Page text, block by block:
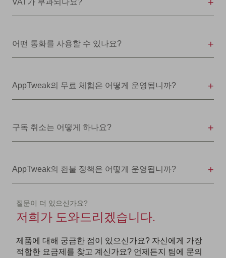
VAT가 부과되나요?
어떤 통화를 사용할 수 있나요?
AppTweak의 무료 체험은 어떻게 운영됩니까?
구독 취소는 어떻게 하나요?
AppTweak의 환불 정책은 어떻게 운영됩니까?
질문이 더 있으신가요?
저희가 도와드리겠습니다.
제품에 대해 궁금한 점이 있으신가요? 자신에게 가장
적합한 요금제를 찾고 계신가요? 언제든지 팀에 문의